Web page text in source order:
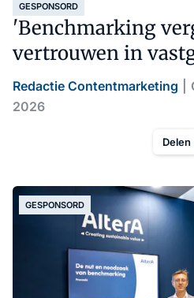
GESPONSORD
'Benchmarking
vertrouwen in
Redactie Contentmarketing
2026
Delen
GESPONSORD